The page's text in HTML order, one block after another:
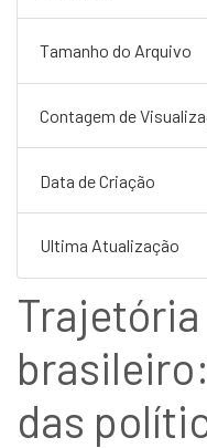
Tamanho do Arquivo
Contagem de
Data de Criação
Ultima Atualização
das